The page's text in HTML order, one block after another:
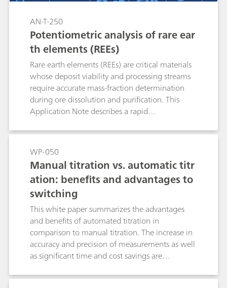
AN-T-250
Potentiometric analysis of rare ear
th elements (REEs)
Rare earth elements (REEs) are critical materials
whose deposit viability and processing streams
require accurate mass-fraction determination
during ore dissolution and purification. This
Application Note describes a rapid
ion-selective electrode (Cu-ISE) that enables
selective quantification and partial separation of
REEs in complex matrices with near-quantitative
recovery. As an absolute, flexible, and cost-
effective method with ICP-compatible sample
preparation, back-titration is well suited both as
a reference technique and for rapid on-site
analysis.
WP-050
Manual titration vs. automatic titr
ation: benefits and advantages to
switching
This white paper summarizes the advantages
and benefits of automated titration in
comparison to manual titration. The increase in
accuracy and precision of measurements as well
as significant time and cost savings are